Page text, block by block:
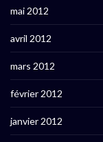
mai 2012
avril 2012
mars 2012
février 2012
janvier 2012